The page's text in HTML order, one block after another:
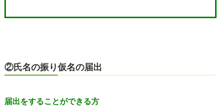
②氏名の振り仮名の届出
届出をすることができる方